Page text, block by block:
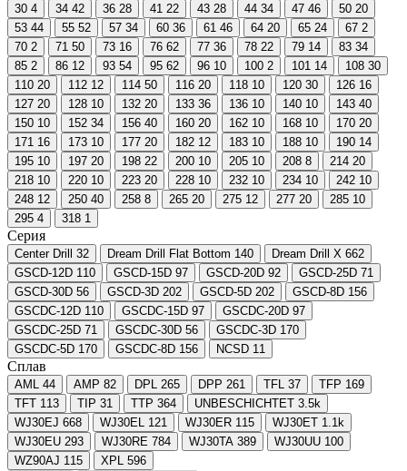
30 4 34 42 36 28 41 22 43 28 44 34 47 46 50 20
53 44 55 52 57 34 60 36 61 46 64 20 65 24 67 2
70 2 71 50 73 16 76 62 77 36 78 22 79 14 83 34
85 2 86 12 93 54 95 62 96 10 100 2 101 14 108 30
110 20 112 12 114 50 116 20 118 10 120 30 126 16
127 20 128 10 132 20 133 36 136 10 140 10 143 40
150 10 152 34 156 40 160 20 162 10 168 10 170 20
171 16 173 10 177 20 182 12 183 10 188 10 190 14
195 10 197 20 198 22 200 10 205 10 208 8 214 20
218 10 220 10 223 20 228 10 232 10 234 10 242 10
248 12 250 40 258 8 265 20 275 12 277 20 285 10
295 4 318 1
Серия
Center Drill 32 Dream Drill Flat Bottom 140 Dream Drill X 662
GSCD-12D 110 GSCD-15D 97 GSCD-20D 92 GSCD-25D 71
GSCD-30D 56 GSCD-3D 202 GSCD-5D 202 GSCD-8D 156
GSCDC-12D 110 GSCDC-15D 97 GSCDC-20D 97
GSCDC-25D 71 GSCDC-30D 56 GSCDC-3D 170
GSCDC-5D 170 GSCDC-8D 156 NCSD 11
Сплав
AML 44 AMP 82 DPL 265 DPP 261 TFL 37 TFP 169
TFT 113 TIP 31 TTP 364 UNBESCHICHTET 3.5k
WJ30EJ 668 WJ30EL 121 WJ30ER 115 WJ30ET 1.1 k
WJ30EU 293 WJ30RE 784 WJ30TA 389 WJ30UU 100
WZ90AJ 115 XPL
596